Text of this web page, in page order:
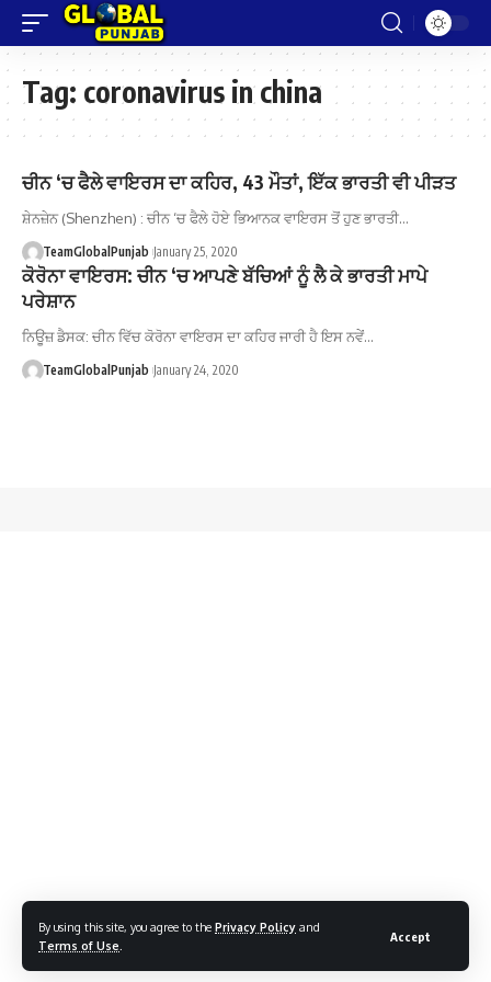
By using this site, you agree to the Privacy Policy and
Terms of Use
Accept
Tag: coronavirus in china
ਚੀਨ ‘ਚ ਫੈਲੇ ਵਾਇਰਸ ਦਾ ਕਹਿਰ, 43 ਮੌਤਾਂ, ਇੱਕ ਭਾਰਤੀ ਵੀ ਪੀੜਤ
ਸ਼ੇਨਜ਼ੇਨ (Shenzhen) : ਚੀਨ ‘ਚ ਫੈਲੇ ਹੋਏ ਭਿਆਨਕ ਵਾਇਰਸ ਤੋਂ ਹੁਣ ਭਾਰਤੀ…
TeamGlobalPunjab January 25, 2020
ਕੋਰੋਨਾ ਵਾਇਰਸ: ਚੀਨ ‘ਚ ਆਪਣੇ ਬੱਚਿਆਂ ਨੂੰ ਲੈ ਕੇ ਭਾਰਤੀ ਮਾਪੇ
ਪਰੇਸ਼ਾਨ
ਨਿਊਜ਼ ਡੈਸਕ: ਚੀਨ ਵਿੱਚ ਕੋਰੋਨਾ ਵਾਇਰਸ ਦਾ ਕਹਿਰ ਜਾਰੀ ਹੈ ਇਸ ਨਵੇਂ…
TeamGlobalPunjab January 24, 2020